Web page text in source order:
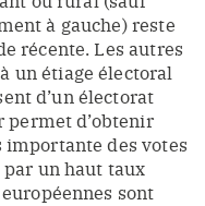
à gauche) reste
récente. Les autres
un étiage électoral
d’un électorat
permet d’obtenir
des votes
un haut taux
sont